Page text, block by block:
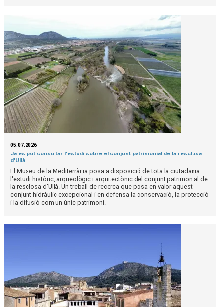
05.07.2026
Ja es pot consultar l'estudi sobre el conjunt patrimonial de la resclosa
d'Ullà
El Museu de la Mediterrània posa a disposició de tota la ciutadania
l'estudi històric, arqueològic i arquitectònic del conjunt patrimonial de
la resclosa d'Ullà. Un treball de recerca que posa en valor aquest
conjunt hidràulic excepcional i en defensa la conservació, la protecció
i la difusió com un únic patrimoni.